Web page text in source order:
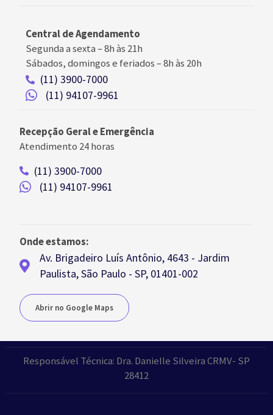
Central de Agendamento
Segunda a sexta –8h às 21h
Sábados, domingos e feriados–8h às 20h
(11) 3900-7000
(11) 94107-9961
Recepção Geral e Emergência
Atendimento 24 horas
(11) 3900-7000
(11) 94107-9961
Onde estamos:
Av. Brigadeiro Luís Antônio, 4643 - Jardim
Paulista, São Paulo - SP, 01401-002
Abrir no Google Maps
Responsável Técnica: Dra. Danielle Silveira CRMV- SP
28412